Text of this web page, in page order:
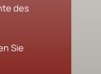
des
Sie